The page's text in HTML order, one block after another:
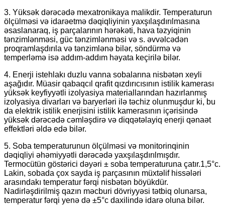
3. Yüksək dərəcədə mexatronikaya malikdir. Temperaturun
ölçülməsi və idarəetmə dəqiqliyinin yaxşılaşdırılmasına
əsaslanaraq, iş parçalarının hərəkəti, hava təzyiqinin
tənzimlənməsi, güc tənzimlənməsi və s. əvvəlcədən
proqramlaşdırıla və tənzimlənə bilər, söndürmə və
temperləmə isə addım-addım həyata keçirilə bilər.
4. Enerji istehlakı duzlu vanna sobalarına nisbətən xeyli
aşağıdır. Müasir qabaqcıl qrafit qızdırıcısının istilik kamerası
yüksək keyfiyyətli izolyasiya materiallarından hazırlanmış
izolyasiya divarları və baryerləri ilə təchiz olunmuşdur ki, bu
da elektrik istilik enerjisini istilik kamerasının içərisində
yüksək dərəcədə cəmləşdirə və diqqətəlayiq enerji qənaət
effektləri əldə edə bilər.
5. Soba temperaturunun ölçülməsi və monitorinqinin
dəqiqliyi əhəmiyyətli dərəcədə yaxşılaşdırılmışdır.
Termocütün göstərici dəyəri ± soba temperaturuna çatır.1,5°c.
Lakin, sobada çox sayda iş parçasının müxtəlif hissələri
arasındakı temperatur fərqi nisbətən böyükdür.
Nadirləşdirilmiş qazın məcburi dövriyyəsi tətbiq olunarsa,
temperatur fərqi yenə də ±5°c daxilində idarə oluna bilər.